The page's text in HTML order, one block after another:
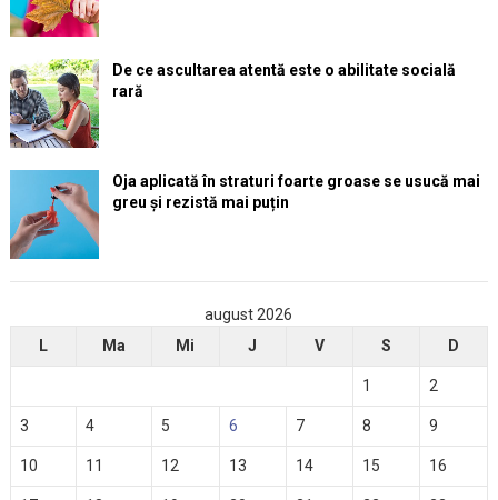
De ce ascultarea atentă este o abilitate socială
rară
Oja aplicată în straturi foarte groase se usucă mai
greu și rezistă mai puțin
august 2026
L
Ma Mi J V S D
1 2
3 4 5 6 7 8 9
10 11 12 13 14 15 16